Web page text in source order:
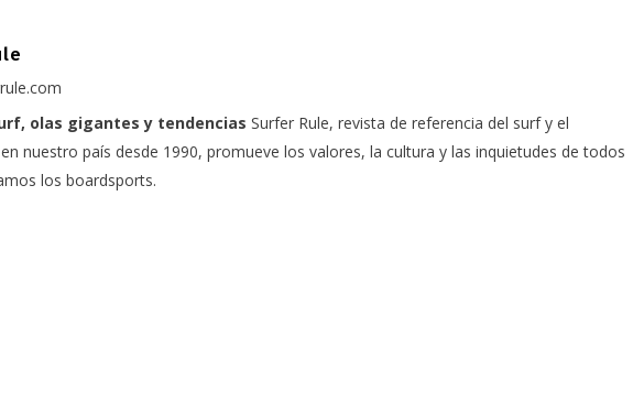
olas gigantes y tendencias Surfer Rule, revista de referencia del surf y el
nuestro país desde 1990, promueve los valores, la cultura y las inquietudes de todos
los boardsports.